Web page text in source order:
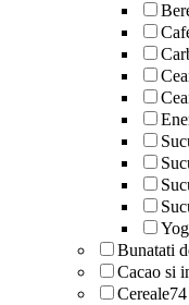
Bunatati
Cacao si
Cereale74